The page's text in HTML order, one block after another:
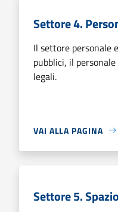
Settore 4.
Il settore personale
pubblici, il
legali.
VAI ALLA PAGINA
Settore 5.